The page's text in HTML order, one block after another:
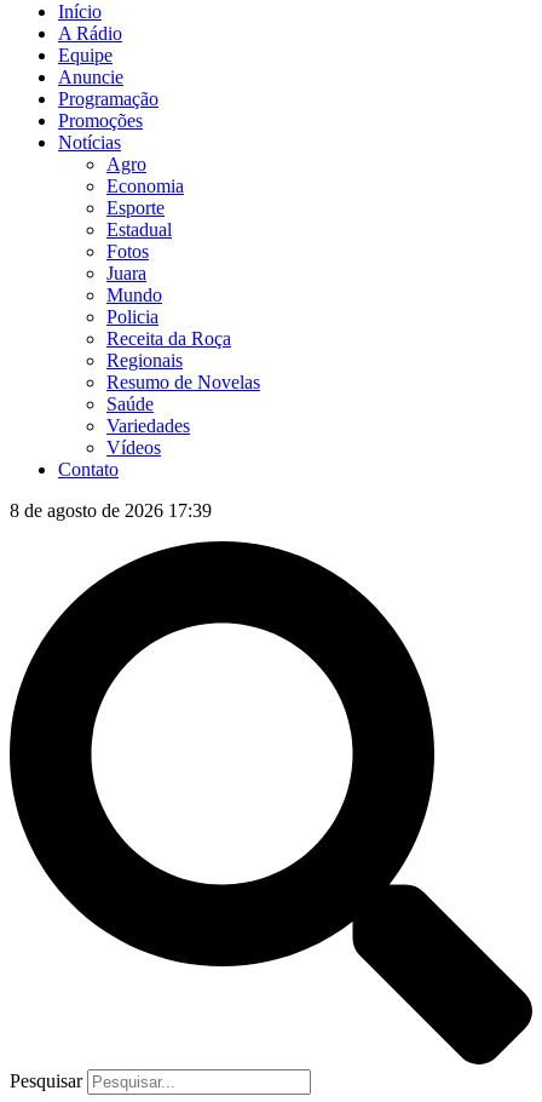
Início
A Rádio
Equipe
Anuncie
Programação
Promoções
Notícias
Agro
Economia
Esporte
Estadual
Fotos
Juara
Mundo
Policia
Receita da Roça
Regionais
Resumo de Novelas
Saúde
Variedades
Vídeos
Contato
8 de agosto de 2026 17:39
Pesquisar